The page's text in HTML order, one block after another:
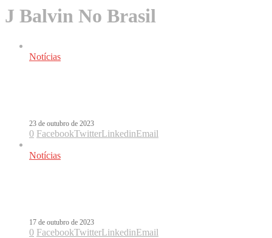
J Balvin No Brasil
Notícias
23 de outubro de 2023
0 FacebookTwitterLinkedinEmail
Notícias
17 de outubro de 2023
0 FacebookTwitterLinkedinEmail